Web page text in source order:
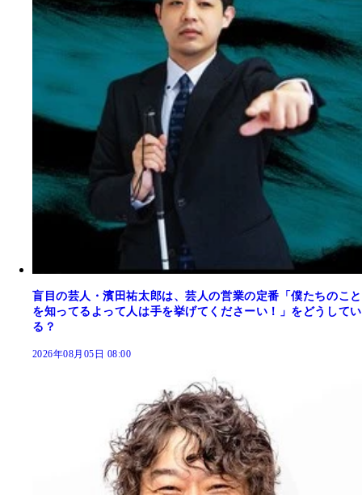
盲目の芸人・濱田祐太郎は、芸人の営業の定番「僕たちのこと
を知ってるよって人は手を挙げてくださーい！」をどうしてい
る？
2026年08月05日 08:00